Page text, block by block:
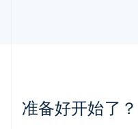
准备好开始了？
挪威